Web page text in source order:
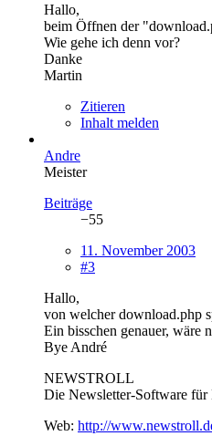
Hallo,
beim Öffnen der
Wie gehe ich denn vor?
Danke
Martin
Zitieren
Inhalt melden
Andre
Meister
Beiträge
−55
11. November 2003
#3
Hallo,
von welcher download.php
Ein bisschen genauer, wäre
Bye André
NEWSTROLL
Die Newsletter-Software für
Web: http://